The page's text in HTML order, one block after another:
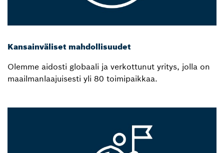
Kansainväliset mahdollisuudet
Olemme aidosti globaali ja verkottunut yritys, jolla on
maailmanlaajuisesti yli 80 toimipaikkaa.